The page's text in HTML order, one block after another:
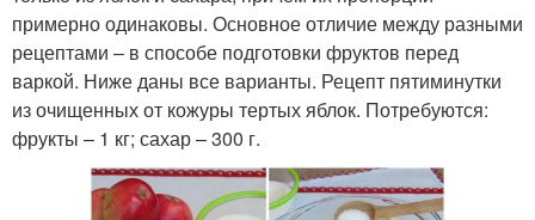
примерно одинаковы. Основное отличие между разными
рецептами – в способе подготовки фруктов перед
варкой. Ниже даны все варианты. Рецепт пятиминутки
из очищенных от кожуры тертых яблок. Потребуются:
фрукты – 1 кг; сахар – 300 г.